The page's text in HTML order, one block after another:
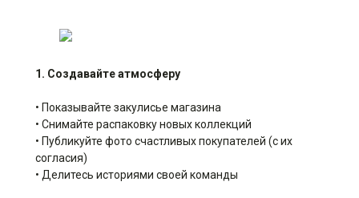
1. Создавайте атмосферу
• Показывайте закулисье магазина
• Снимайте распаковку новых коллекций
• Публикуйте фото счастливых покупателей (с их
согласия)
• Делитесь историями своей команды